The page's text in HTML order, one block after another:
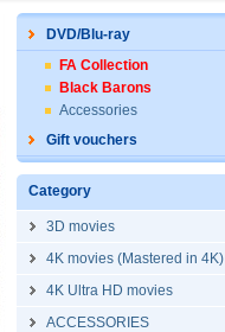
DVD/Blu-ray
FA Collection
Black Barons
Accessories
Gift vouchers
Category
3D movies
4K movies (Mastered in 4K)
4K Ultra HD movies
ACCESSORIES